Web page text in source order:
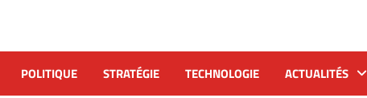
POLITIQUE STRATÉGIE TECHNOLOGIE ACTUALITÉS